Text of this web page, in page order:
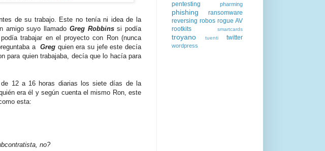
de su trabajo. Este no tenía ni idea de la
amigo suyo llamado Greg Robbinssi podía
trabajar en el proyecto con Ron (nunca
aGreg quien era su jefe este decía
para quien trabajaba, decía que lo hacía para
de 12 a 16 horas diarias los siete días de la
era él y según cuenta el mismo Ron, este
esta:
no?
pentesting pharming
phishing
ransomware
reversing robos rogue AV
rootkits
smartcards
troyano tuenti twitter
wordpress